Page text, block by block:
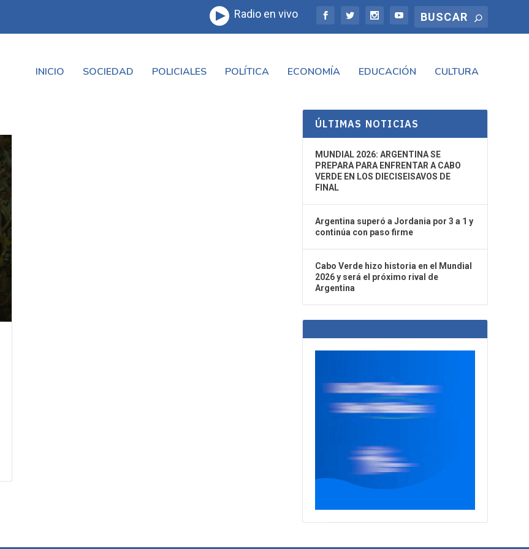
Radio en vivo
INICIO SOCIEDAD POLICIALES POLÍTICA ECONOMÍA EDUCACIÓN CULTURA
ÚLTIMAS NOTICIAS
MUNDIAL 2026: ARGENTINA SE
PREPARA PARA ENFRENTAR A CABO
VERDE EN LOS DIECISEISAVOS DE
FINAL
Argentina superó a Jordania por 3 a 1 y
continúa con paso firme
Cabo Verde hizo historia en el Mundial
2026 y será el próximo rival de
Argentina